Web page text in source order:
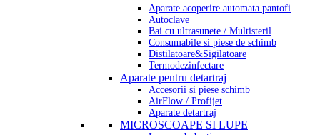
Aparate acoperire automata pantofi
Autoclave
Bai cu ultrasunete / Multisteril
Consumabile si piese de schimb
Distilatoare&Sigilatoare
Termodezinfectare
Aparate pentru detartraj
Accesorii si piese schimb
AirFlow / Profijet
Aparate detartraj
MICROSCOAPE SI LUPE